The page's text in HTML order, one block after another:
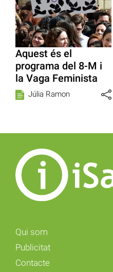
Aquest és el
programa del 8-M i
la Vaga Feminista
Júlia Ramon
Qui som
Publicitat
Contacte